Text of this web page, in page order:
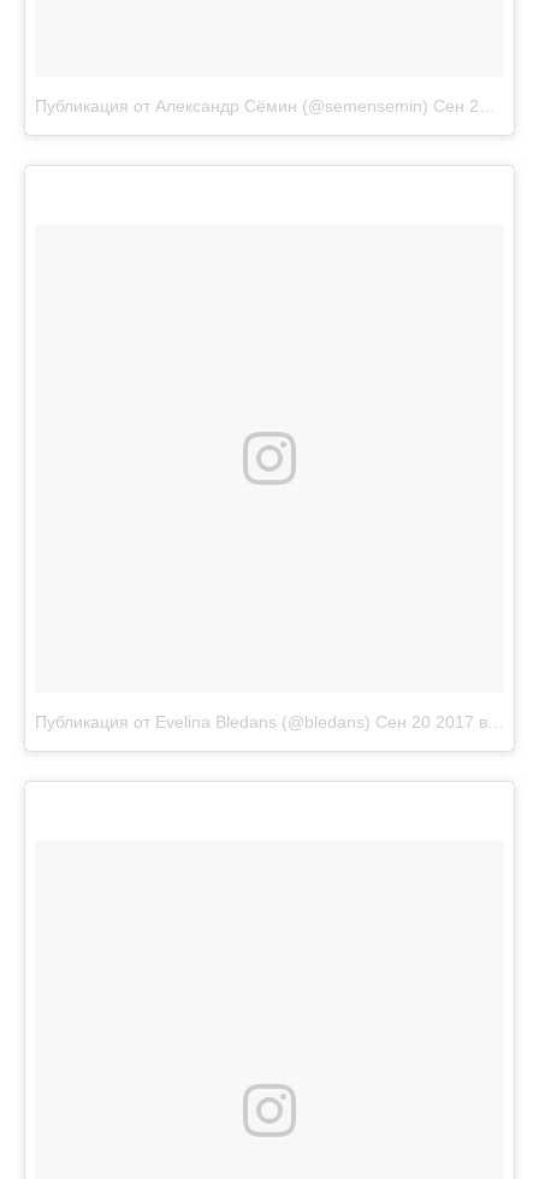
Публикация от Александр Сёмин (@semensemin) Сен 22 2017 в 12:56 PDT
Публикация от Evelina Bledans (@bledans) Сен 20 2017 в 5:29 PDT